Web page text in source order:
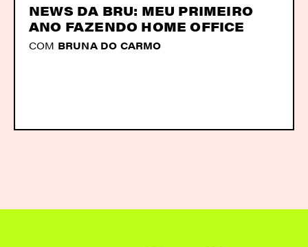
NEWS DA BRU: MEU PRIMEIRO
ANO FAZENDO HOME OFFICE
COM BRUNA DO CARMO